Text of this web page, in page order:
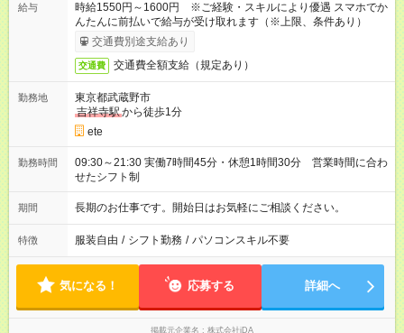
給与
時給1550円～1600円 ※ご経験・スキルにより優遇 スマホでか
んたんに前払いで給与が受け取れます（※上限、条件あり）
交通費別途支給あり
交通費 交通費全額支給（規定あり）
勤務地
東京都武蔵野市
吉祥寺駅から徒歩1分
ete
勤務時間
09:30～21:30 実働7時間45分・休憩1時間30分 営業時間に合わ
せたシフト制
期間 長期のお仕事です。開始日はお気軽にご相談ください。
特徴 服装自由 / シフト勤務 / パソコンスキル不要
気になる！ 応募する 詳細へ
掲載元企業名 株式会社iDA